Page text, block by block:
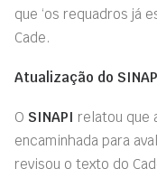
que ‘os requadros já
Cade.
Atualização do
O SINAPI relatou que
encaminhada para
revisou o texto do